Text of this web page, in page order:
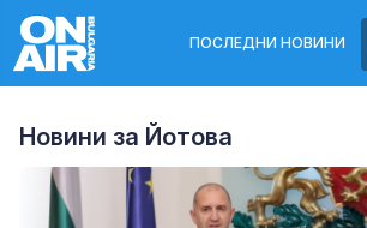
ПОСЛЕДНИ НОВИНИ
Новини за Йотова